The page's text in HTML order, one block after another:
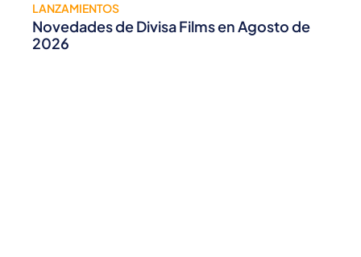
LANZAMIENTOS
Novedades de Divisa Films en Agosto de
2026